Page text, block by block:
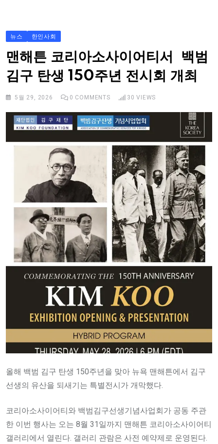
뉴스 한인사회
맨해튼 코리아소사이어티서 백범
김구 탄생 150주년 전시회 개최
5월 29, 2026 0 COMMENTS 30 VIEWS
올해 백범 김구 탄생 150주년을 맞아 뉴욕 맨해튼에서 김구
선생의 유산을 되새기는 특별전시가 개막했다.
코리아소사이어티와 백범김구선생기념사업회가 공동 주관
한 이번 행사는 오는 8월 31일까지 맨해튼 코리아소사이어티
갤러리에서 열린다. 갤러리 관람은 사전 예약제로 운영된다.